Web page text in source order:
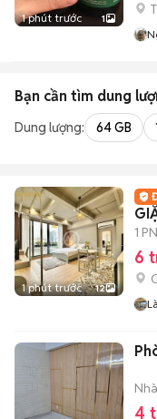
1 phút trước 1
Bạn cần tìm dung
Dung lượng: 64 GB
1 phút trước 12
1 PN
6
4